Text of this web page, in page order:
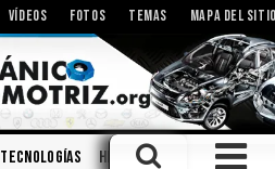
VÍDEOS FOTOS TEMAS MAPA DEL
Tecnologías Herramientas